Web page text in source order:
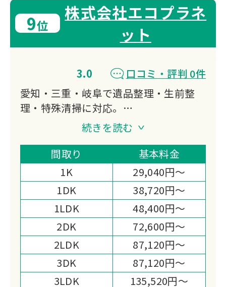
9位
株式会社エコプラネ
ット
3.0
口コミ・評判 0件
愛知・三重・岐阜で遺品整理・生前整
理・特殊清掃に対応。
廃棄物処理の資格を持つプロスタッフが
自社処理でスピーディーかつ低価格を実
現します。
仏壇・位牌の魂抜き供養も可能です。
続きを読む
間取り
基本料金
1K
29,040円～
1DK
38,720円～
1LDK
48,400円～
2DK
72,600円～
2LDK
87,120円～
3DK
87,120円～
3LDK
135,520円～